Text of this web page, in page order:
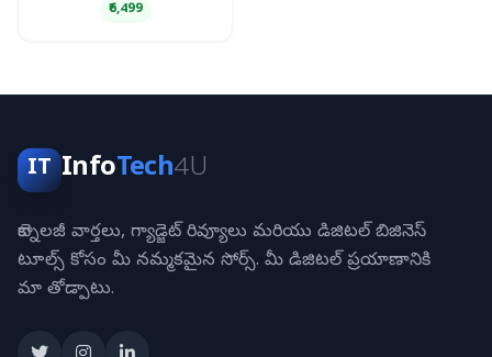
₹6,499
IT InfoTech4U
టెక్నాలజీ వార్తలు, గ్యాడ్జెట్ రివ్యూలు మరియు డిజిటల్ బిజినెస్
టూల్స్ కోసం మీ నమ్మకమైన సోర్స్. మీ డిజిటల్ ప్రయాణానికి
మా తోడ్పాటు.